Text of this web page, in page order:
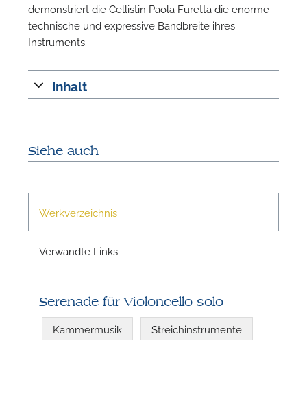
demonstriert die Cellistin Paola Furetta die enorme
technische und expressive Bandbreite ihres
Instruments.
Inhalt
Siehe auch
Werkverzeichnis
Verwandte Links
Serenade für Violoncello solo
Kammermusik Streichinstrumente